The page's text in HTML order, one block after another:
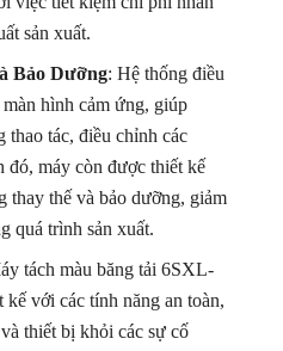
sản xuất.
Bảo Dưỡng: Hệ thống điều
hình cảm ứng, giúp
thao tác, điều chỉnh các
đó, máy còn được thiết kế
thay thế và bảo dưỡng, giảm
quá trình sản xuất.
tách màu băng tải 6SXL-
với các tính năng an toàn,
thiết bị khỏi các sự cố